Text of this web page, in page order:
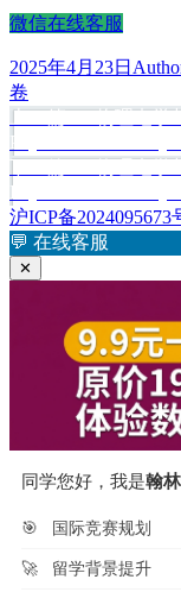
微信在线客服
发
布
于
2025年4月23日 作
卷
文
章
导
航
上一篇上
文
AP物理电学
Physics C: Electricity
下一篇
下
文
章：
Physics C: Electricity
沪ICP备2024095673
💬 在线客服
✕
同学您好，我是翰
🎯 国际竞赛规划
🚀 留学背景提升